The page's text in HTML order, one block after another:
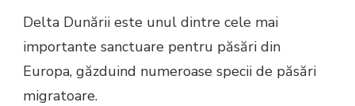
Delta Dunării este unul dintre cele mai
importante sanctuare pentru păsări din
Europa, găzduind numeroase specii de păsări
migratoare.